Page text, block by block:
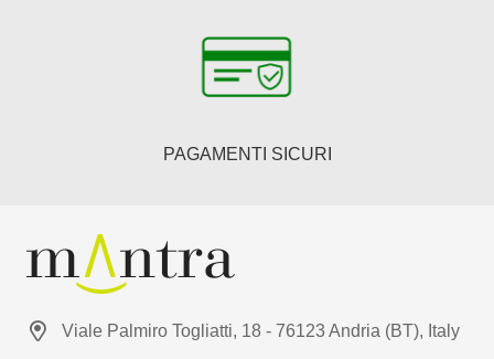
PAGAMENTI SICURI
Viale Palmiro Togliatti, 18 - 76123 Andria (BT), Italy